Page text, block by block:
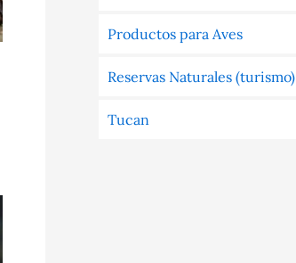
Productos para Aves
Reservas Naturales (turismo)
Tucan